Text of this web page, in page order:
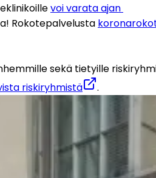
voi varata ajan
Rokotepalvelusta
sekä tietyille
riskiryhmistä .